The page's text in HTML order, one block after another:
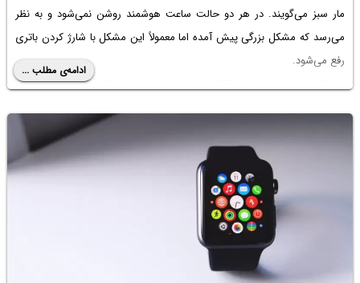
مار سبز می‌گویند. در هر دو حالت ساعت هوشمند روشن نمی‌شود و به نظر
می‌رسد که مشکل بزرگی پیش آمده اما معمولاً این مشکل با شارژ کردن باتری
رفع می‌شود.
در ادامه به معنی علامت کابل و شارژ روی صفحه اپل واچ می‌پردازیم و
ادامه‌ی مطلب ...